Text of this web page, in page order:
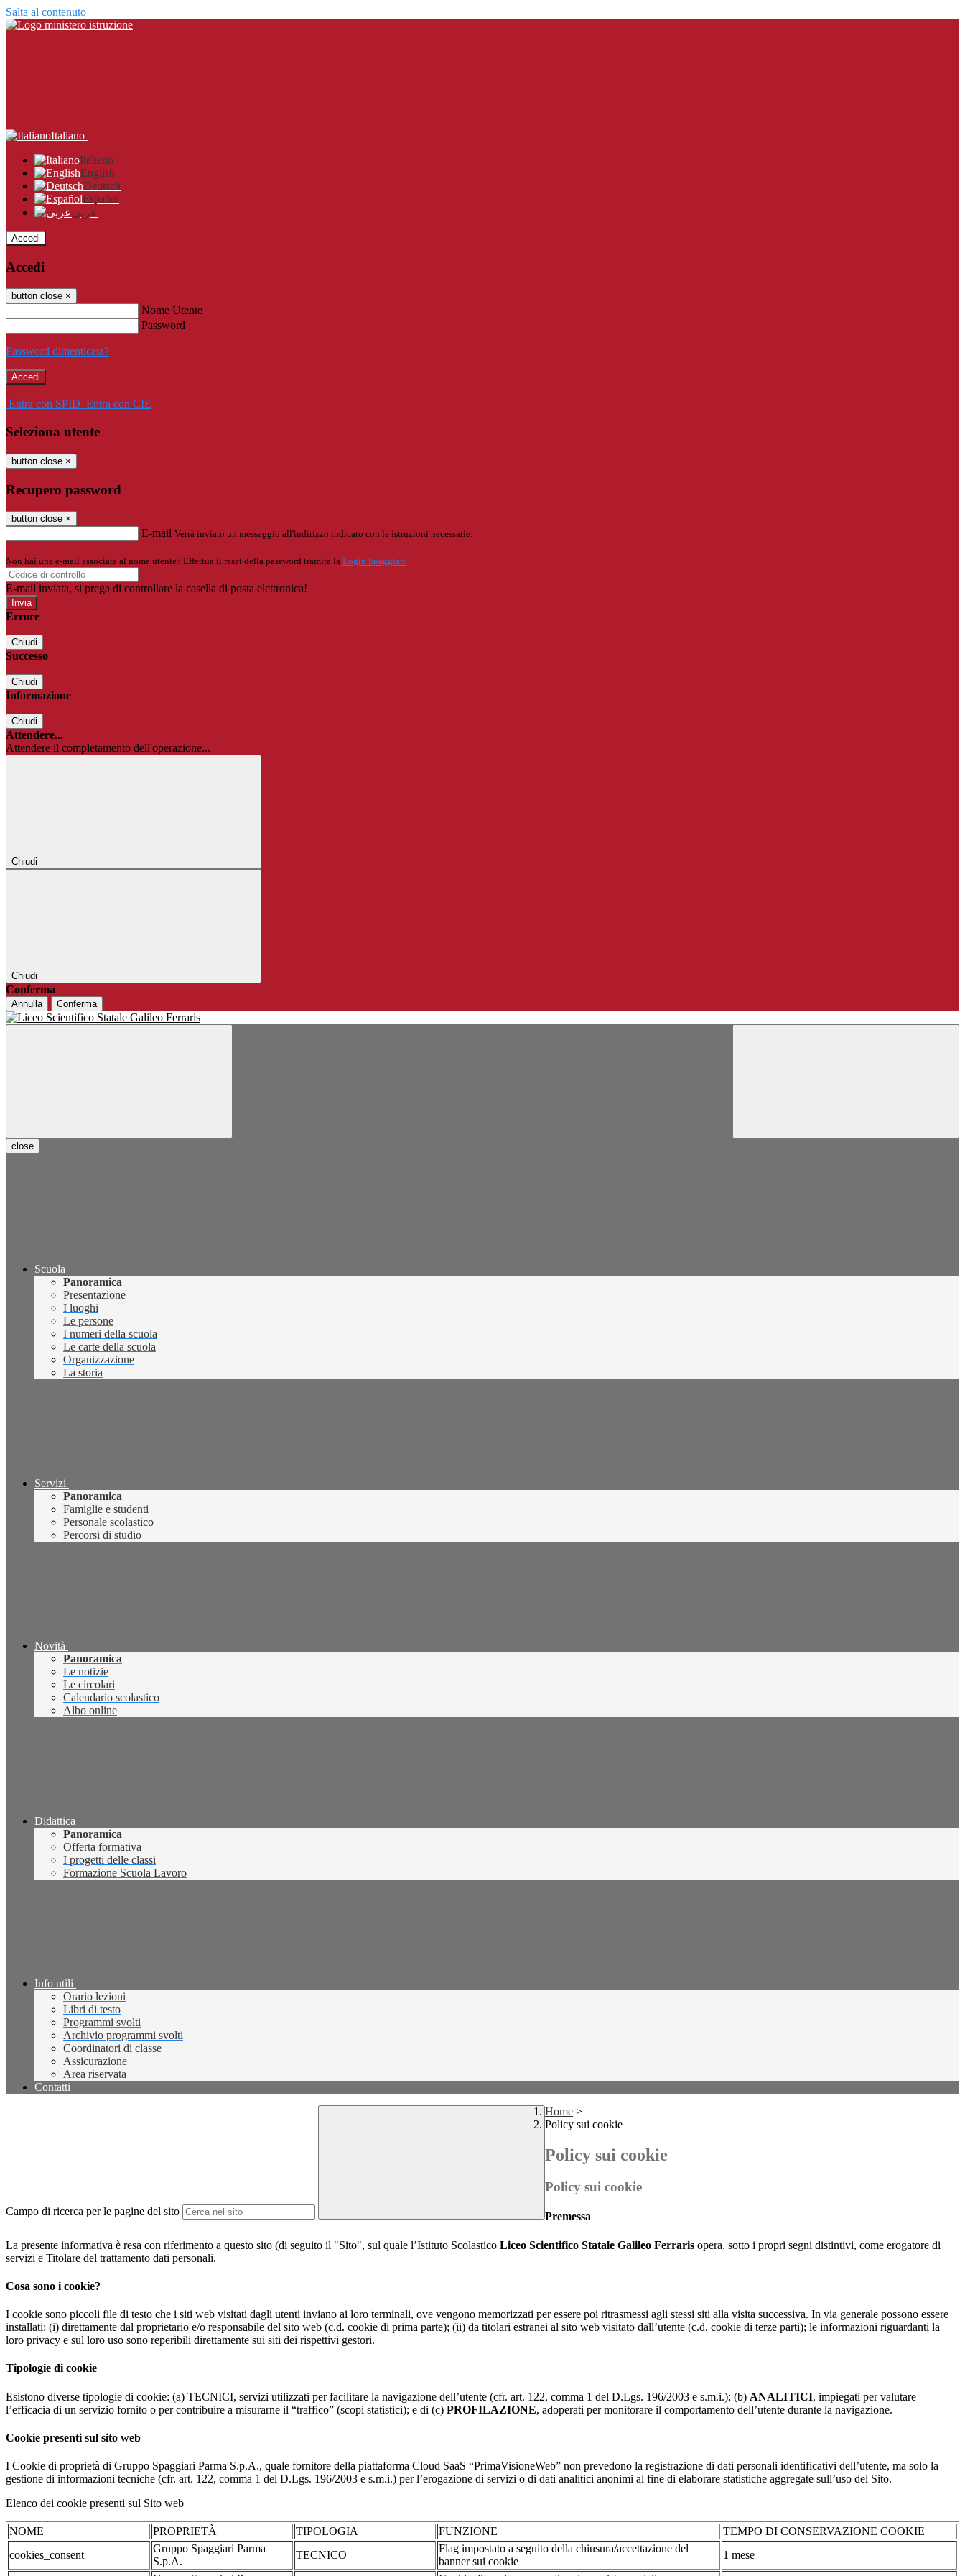
Salta al contenuto
Italiano
Italiano
English
Deutsch
Español
عربى
Accedi
Accedi
button close ×
Nome Utente
Password
Password dimenticata?
-
Entra con SPID Entra con CIE
Seleziona utente
button close ×
Recupero password
button close ×
E-mail Verrà inviato un messaggio all'indirizzo indicato con le istruzioni necessarie.
Non hai una e-mail associata al nome utente? Effettua il reset della password tramite la Login Spaggiari
E-mail inviata, si prega di controllare la casella di posta elettronica!
Errore
Chiudi
Successo
Chiudi
Informazione
Chiudi
Attendere...
Attendere il completamento dell'operazione...
Chiudi
Chiudi
Conferma
Annulla Conferma
close
Scuola
Panoramica
Presentazione
I luoghi
Le persone
I numeri della scuola
Le carte della scuola
Organizzazione
La storia
Servizi
Panoramica
Famiglie e studenti
Personale scolastico
Percorsi di studio
Novità
Panoramica
Le notizie
Le circolari
Calendario scolastico
Albo online
Didattica
Panoramica
Offerta formativa
I progetti delle classi
Formazione Scuola Lavoro
Info utili
Orario lezioni
Libri di testo
Programmi svolti
Archivio programmi svolti
Coordinatori di classe
Assicurazione
Area riservata
Contatti
Campo di ricerca per le pagine del sito
Home >
Policy sui cookie
Policy sui cookie
Policy sui cookie
Premessa
La presente informativa è resa con riferimento a questo sito (di seguito il "Sito", sul quale l’Istituto Scolastico Liceo Scientifico Statale Galileo Ferraris opera, sotto i propri segni distintivi, come erogatore di
servizi e Titolare del trattamento dati personali.
Cosa sono i cookie?
I cookie sono piccoli file di testo che i siti web visitati dagli utenti inviano ai loro terminali, ove vengono memorizzati per essere poi ritrasmessi agli stessi siti alla visita successiva. In via generale possono essere
installati: (i) direttamente dal proprietario e/o responsabile del sito web (c.d. cookie di prima parte); (ii) da titolari estranei al sito web visitato dall’utente (c.d. cookie di terze parti); le informazioni riguardanti la
loro privacy e sul loro uso sono reperibili direttamente sui siti dei rispettivi gestori.
Tipologie di cookie
Esistono diverse tipologie di cookie: (a) TECNICI, servizi utilizzati per facilitare la navigazione dell’utente (cfr. art. 122, comma 1 del D.Lgs. 196/2003 e s.m.i.); (b) ANALITICI, impiegati per valutare
l’efficacia di un servizio fornito o per contribuire a misurarne il “traffico” (scopi statistici); e di (c) PROFILAZIONE, adoperati per monitorare il comportamento dell’utente durante la navigazione.
Cookie presenti sul sito web
I Cookie di proprietà di Gruppo Spaggiari Parma S.p.A., quale fornitore della piattaforma Cloud SaaS “PrimaVisioneWeb” non prevedono la registrazione di dati personali identificativi dell’utente, ma solo la
gestione di informazioni tecniche (cfr. art. 122, comma 1 del D.Lgs. 196/2003 e s.m.i.) per l’erogazione di servizi o di dati analitici anonimi al fine di elaborare statistiche aggregate sull’uso del Sito.
Elenco dei cookie presenti sul Sito web
NOME PROPRIETÀ TIPOLOGIA FUNZIONE
TEMPO DI CONSERVAZIONE COOKIE
cookies_consent
Gruppo Spaggiari Parma
S.p.A.
TECNICO
Flag impostato a seguito della chiusura/accettazione del
banner sui cookie
1 mese